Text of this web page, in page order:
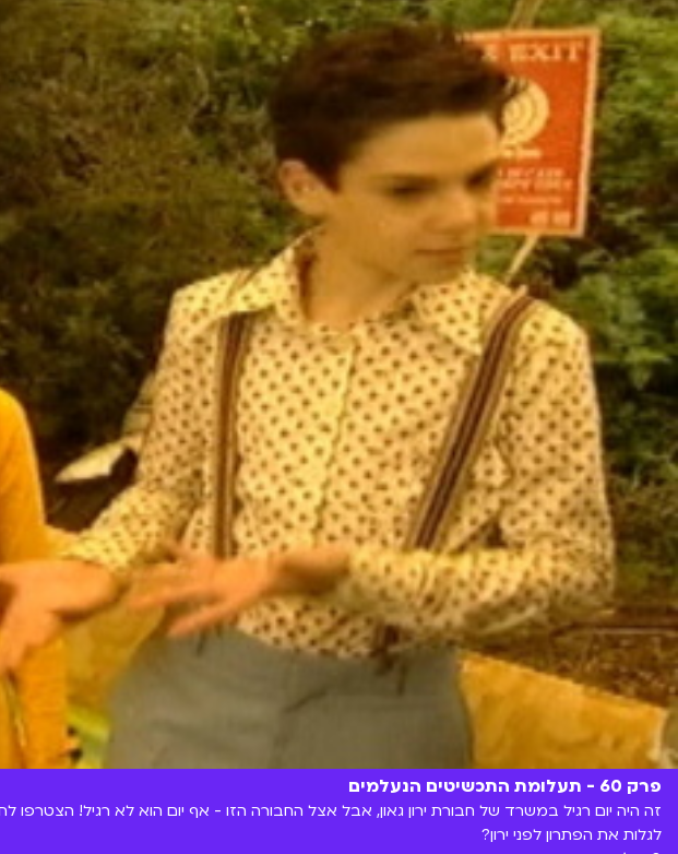
פרק 60 - תעלומת התכשיטים הנעלמים
זה היה יום רגיל במשרד של חבורת ירון גאון, אבל אצל החבורה הזו - אף יום הוא לא רגיל! הצטרפו
לגלות את הפתרון לפני ירון?